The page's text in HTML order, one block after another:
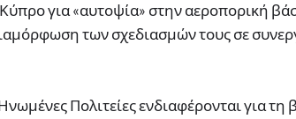
για «αυτοψία» στην αεροπορική
των σχεδιασμών τους σε
Πολιτείες ενδιαφέρονται για